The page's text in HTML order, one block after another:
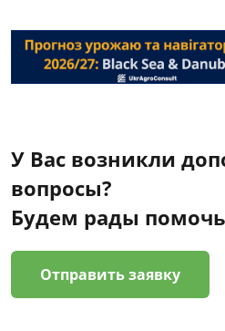
У Вас возникли
вопросы?
Будем рады
Отправить заявку